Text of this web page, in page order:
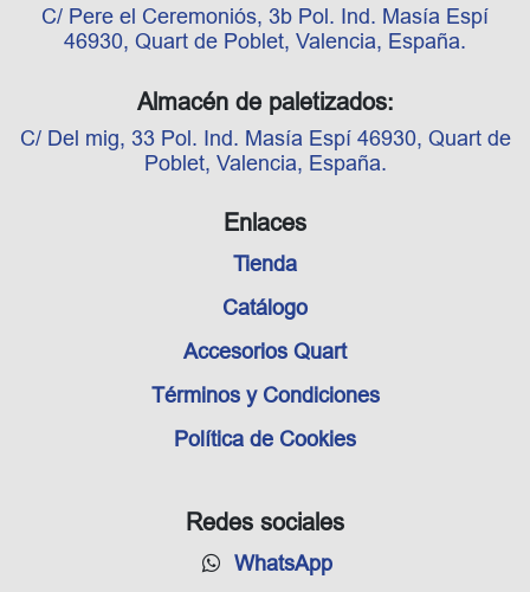
Redes sociales
WhatsApp
Enlaces
Tienda
Catálogo
Accesorios Quart
Términos y Condiciones
Política de Cookies
C/ Pere el Ceremoniós, 3b Pol. Ind. Masía Espí
46930, Quart de Poblet, Valencia, España.
Almacén de paletizados:
C/ Del mig, 33 Pol. Ind. Masía Espí 46930, Quart de
Poblet, Valencia, España.